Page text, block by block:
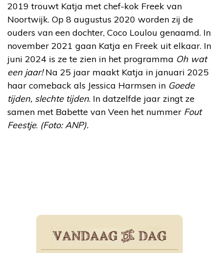
2019 trouwt Katja met chef-kok Freek van
Noortwijk. Op 8 augustus 2020 worden zij de
ouders van een dochter, Coco Loulou genaamd. In
november 2021 gaan Katja en Freek uit elkaar. In
juni 2024 is ze te zien in het programma Oh wat
een jaar!Na 25 jaar maakt Katja in januari 2025
haar comeback als Jessica Harmsen in Goede
tijden, slechte tijden. In datzelfde jaar zingt ze
samen met Babette van Veen het nummer Fout
Feestje. (Foto: ANP).